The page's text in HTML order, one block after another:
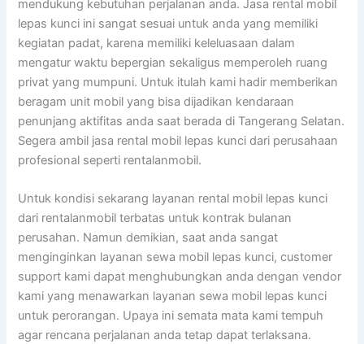
mendukung kebutuhan perjalanan anda. Jasa rental mobil
lepas kunci ini sangat sesuai untuk anda yang memiliki
kegiatan padat, karena memiliki keleluasaan dalam
mengatur waktu bepergian sekaligus memperoleh ruang
privat yang mumpuni. Untuk itulah kami hadir memberikan
beragam unit mobil yang bisa dijadikan kendaraan
penunjang aktifitas anda saat berada di Tangerang Selatan.
Segera ambil jasa rental mobil lepas kunci dari perusahaan
profesional seperti rentalanmobil.
Untuk kondisi sekarang layanan rental mobil lepas kunci
dari rentalanmobil terbatas untuk kontrak bulanan
perusahan. Namun demikian, saat anda sangat
menginginkan layanan sewa mobil lepas kunci, customer
support kami dapat menghubungkan anda dengan vendor
kami yang menawarkan layanan sewa mobil lepas kunci
untuk perorangan. Upaya ini semata mata kami tempuh
agar rencana perjalanan anda tetap dapat terlaksana.